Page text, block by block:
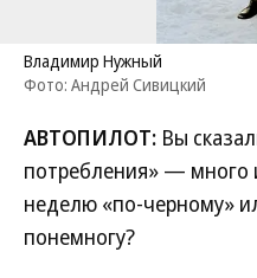
Владимир Нужный
Фото: Андрей Сивицкий
АВТОПИЛОТ: Вы
потребления» — много
неделю «по-черному»
понемногу?